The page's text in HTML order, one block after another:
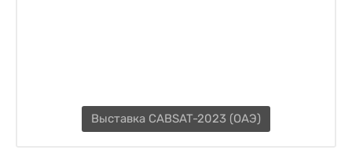
Выставка CABSAT-2023 (ОАЭ)